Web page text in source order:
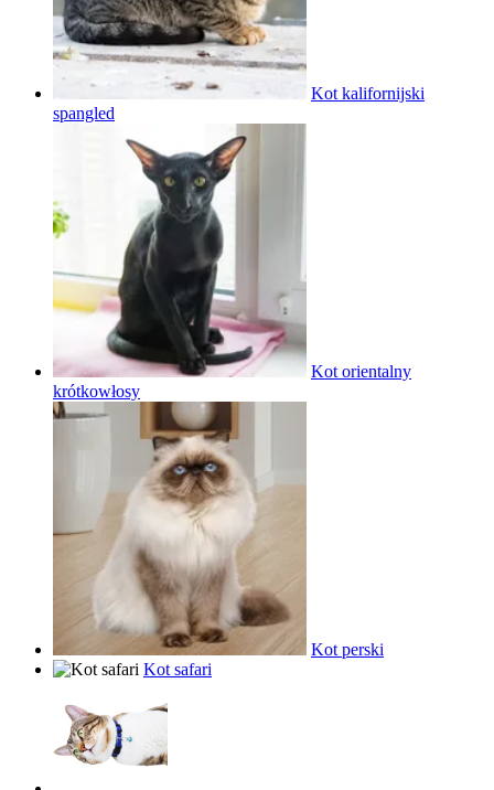
Kot kalifornijski
spangled
Kot orientalny
krótkowłosy
Kot perski
Kot safari